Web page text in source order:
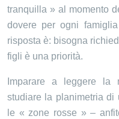
tranquilla » al momento
dovere per ogni
risposta è: bisogna
figli è una priorità.
Imparare a leggere la
studiare la planimetria di
le « zone rosse » –